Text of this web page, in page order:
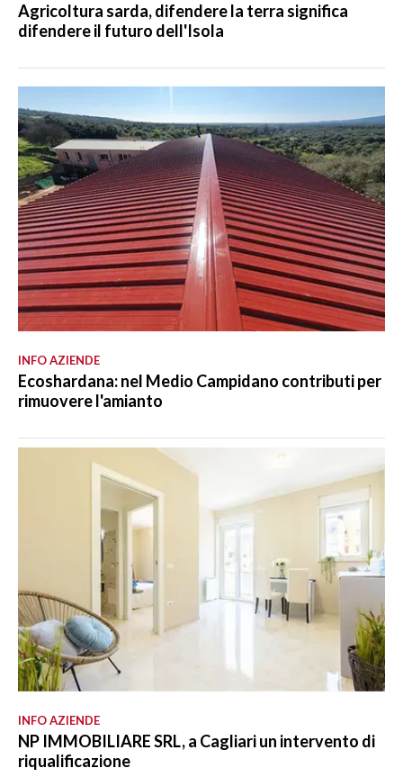
Agricoltura sarda, difendere la terra significa
difendere il futuro dell'Isola
INFO AZIENDE
Ecoshardana: nel Medio Campidano contributi per
rimuovere l'amianto
INFO AZIENDE
NP IMMOBILIARE SRL, a Cagliari un intervento di
riqualificazione